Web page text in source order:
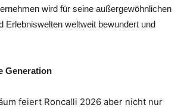
wird für seine außergewöhnlichen
Erlebniswelten weltweit bewundert und
Generation
feiert Roncalli 2026 aber nicht nur